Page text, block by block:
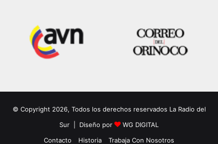
© Copyright 2026, Todos los derechos reservados La Radio del
Sur | Diseño por
WG DIGITAL
Contacto
Historia Trabaja Con Nosotros